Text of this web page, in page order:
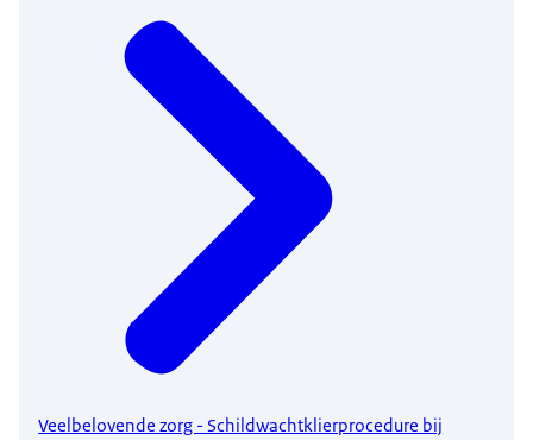
Veelbelovende zorg - Schildwachtklierprocedure bij